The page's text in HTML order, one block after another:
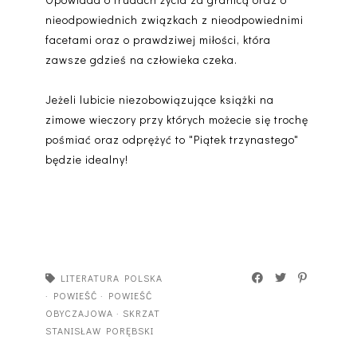
nieodpowiednich związkach z nieodpowiednimi
facetami oraz o prawdziwej miłości, która
zawsze gdzieś na człowieka czeka.
Jeżeli lubicie niezobowiązujące książki na
zimowe wieczory przy których możecie się trochę
pośmiać oraz odprężyć to "Piątek trzynastego"
będzie idealny!
LITERATURA POLSKA
· POWIEŚĆ · POWIEŚĆ
OBYCZAJOWA · SKRZAT
STANISŁAW PORĘBSKI